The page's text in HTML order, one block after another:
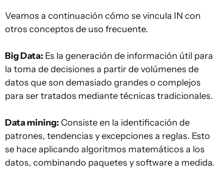
Veamos a continuación cómo se vincula IN con
otros conceptos de uso frecuente.
Big Data: Es la generación de información útil para
la toma de decisiones a partir de volúmenes de
datos que son demasiado grandes o complejos
para ser tratados mediante técnicas tradicionales.
Data mining: Consiste en la identificación de
patrones, tendencias y excepciones a reglas. Esto
se hace aplicando algoritmos matemáticos a los
datos, combinando paquetes y software a medida.